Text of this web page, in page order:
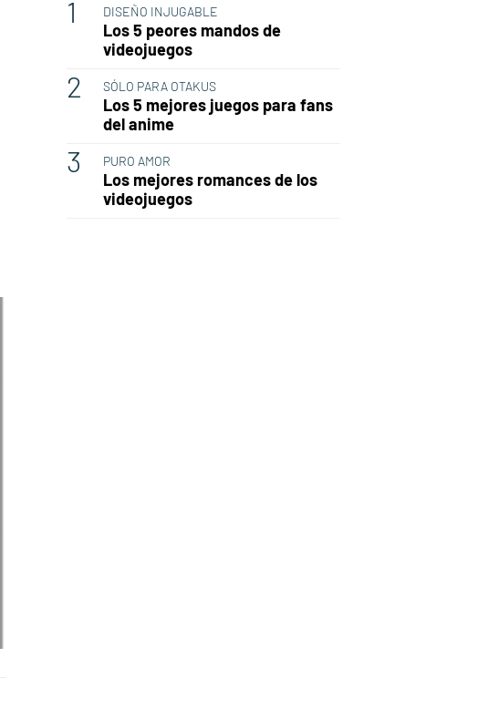
DISEÑO INJUGABLE
Los 5 peores mandos de
videojuegos
SÓLO PARA OTAKUS
Los 5 mejores juegos para fans
del anime
PURO AMOR
Los mejores romances de los
videojuegos